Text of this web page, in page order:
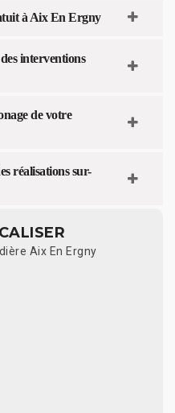
à Aix En Ergny
interventions
de votre
réalisations sur-
Aix En Ergny